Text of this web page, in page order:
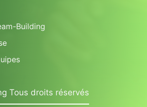
Building
Tous droits réservés